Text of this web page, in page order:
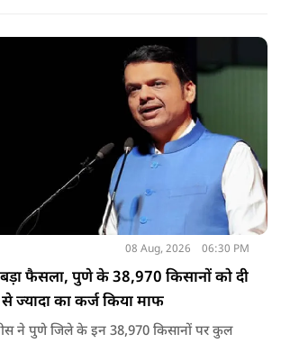
यदि वह राज्य की शांति और सुरक्षा से खिलवाड़
08 Aug, 2026 06:30 PM
फैसला, पुणे के 38,970 किसानों को दी
ज्यादा का कर्ज किया माफ
ने पुणे जिले के इन 38,970 किसानों पर कुल